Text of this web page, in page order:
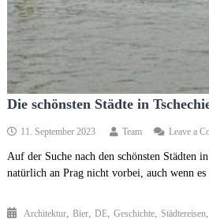
Die schönsten Städte in
11. September 2023 Team Leave a
Auf der Suche nach den schönsten Städten
natürlich an Prag nicht vorbei, auch wenn
Architektur, Bier, DE, Geschichte, Städtereisen,